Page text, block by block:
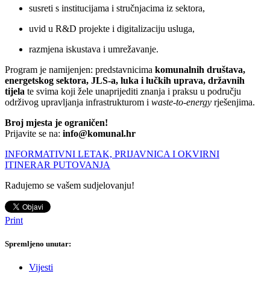
susreti s institucijama i stručnjacima iz sektora,
uvid u R&D projekte i digitalizaciju usluga,
razmjena iskustava i umrežavanje.
Program je namijenjen: predstavnicima komunalnih društava,
energetskog sektora, JLS-a, luka i lučkih uprava, državnih
tijela te svima koji žele unaprijediti znanja i praksu u području
održivog upravljanja infrastrukturom i waste-to-energy rješenjima.
Broj mjesta je ograničen!
Prijavite se na: info@komunal.hr
INFORMATIVNI LETAK, PRIJAVNICA I OKVIRNI
ITINERAR PUTOVANJA
Radujemo se vašem sudjelovanju!
Print
Spremljeno unutar:
Vijesti